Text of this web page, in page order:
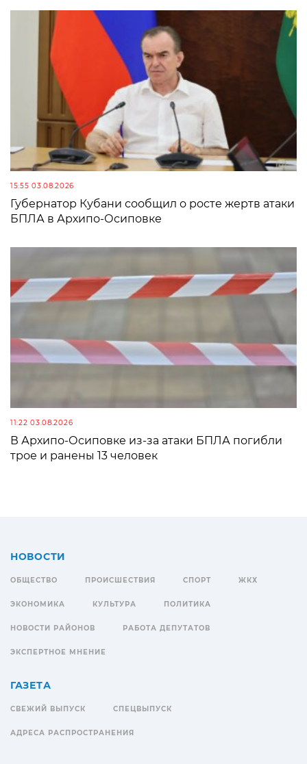
15:55 03.08.2026
Губернатор Кубани сообщил о росте жертв атаки
БПЛА в Архипо-Осиповке
11:22 03.08.2026
В Архипо-Осиповке из-за атаки БПЛА погибли
трое и ранены 13 человек
НОВОСТИ
ОБЩЕСТВО ПРОИСШЕСТВИЯ СПОРТ ЖКХ
ЭКОНОМИКА КУЛЬТУРА ПОЛИТИКА
НОВОСТИ РАЙОНОВ РАБОТА ДЕПУТАТОВ
ЭКСПЕРТНОЕ МНЕНИЕ
ГАЗЕТА
СВЕЖИЙ ВЫПУСК СПЕЦВЫПУСК
АДРЕСА РАСПРОСТРАНЕНИЯ